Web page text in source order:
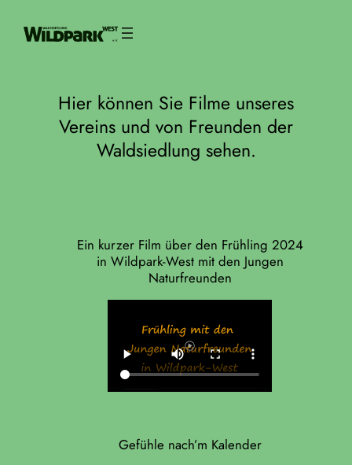
Inhalt
Hier können Sie Filme unseres
Vereins und von Freunden der
Waldsiedlung sehen.
Ein kurzer Film über den Frühling 2024
in Wildpark-West mit den Jungen
Naturfreunden
Gefühle nach’m Kalender